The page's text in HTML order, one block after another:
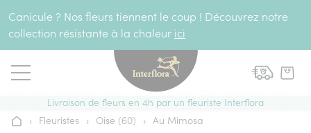
Canicule ? Nos fleurs tiennent le coup ! Découvrez notre
collection résistante à la chaleur ici
Livraison de fleurs en 4h par un fleuriste Interflora
Accueil
› Fleuristes › Oise (60) › Au Mimosa